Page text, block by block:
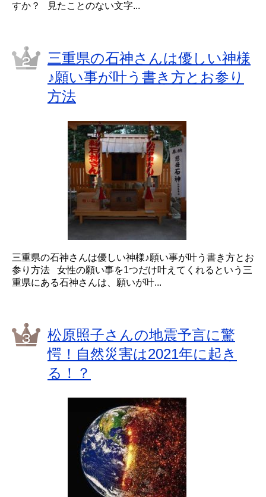
すか？ 見たことのない文字...
三重県の石神さんは優しい神様
♪願い事が叶う書き方とお参り
方法
三重県の石神さんは優しい神様♪願い事が叶う書き方とお
参り方法 女性の願い事を1つだけ叶えてくれるという三
重県にある石神さんは、願いが叶...
松原照子さんの地震予言に驚
愕！自然災害は2021年に起き
る！？